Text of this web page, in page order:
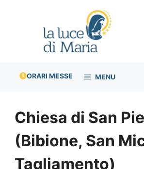
ORARI MESSE MENU
Chiesa di San
(Bibione, San
Tagliamento)